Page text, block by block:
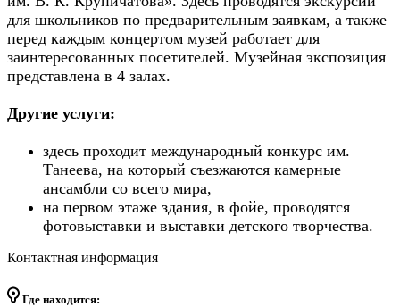
для школьников по предварительным заявкам, а также
перед каждым концертом музей работает для
заинтересованных посетителей. Музейная экспозиция
представлена в 4 залах.
Другие услуги:
здесь проходит международный конкурс им.
Танеева, на который съезжаются камерные
ансамбли со всего мира,
на первом этаже здания, в фойе, проводятся
фотовыставки и выставки детского творчества.
Контактная информация
Где находится: